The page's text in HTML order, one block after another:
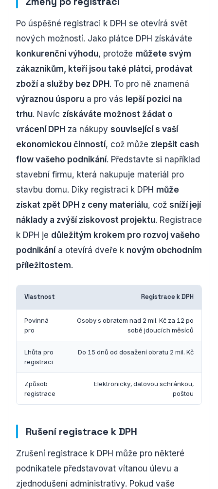
Po úspěšné registraci k DPH se otevírá svět
nových možností. Jako plátce DPH získáváte
konkurenční výhodu, protože můžete svým
zákazníkům, kteří jsou také plátci, prodávat
zboží a služby bez DPH . To pro ně znamená
výraznou úsporu a pro vás lepší pozici na
trhu. Navíc získáváte možnost žádat o
vrácení DPH za nákupy související s vaší
ekonomickou činností, což může zlepšit cash
flow vašeho podnikání. Představte si například
stavební firmu, která nakupuje materiál pro
stavbu domu. Díky registraci k DPH může
získat zpět DPH z ceny materiálu, což sníží její
náklady a zvýší ziskovost projektu. Registrace
k DPH je důležitým krokem pro rozvoj vašeho
podnikání a otevírá dveře k novým obchodním
příležitostem.
Vlastnost Registrace k DPH
Povinná
pro
Osoby s obratem nad 2 mil. Kč za 12 po
sobě jdoucích měsíců
Lhůta pro
registraci
Do 15 dnů od dosažení obratu 2 mil. Kč
Způsob
registrace
Elektronicky, datovou schránkou,
poštou
Rušení registrace k DPH
Zrušení registrace k DPH může pro některé
podnikatele představovat vítanou úlevu a
zjednodušení administrativy. Pokud vaše